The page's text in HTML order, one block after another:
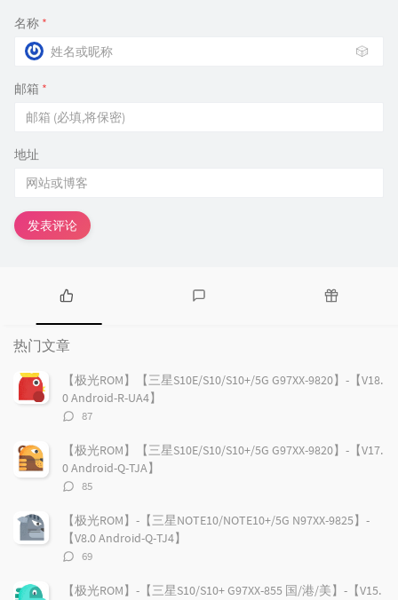
名称 *
🎲
邮箱 *
地址
发表评论
热
门
文
章
论
章
热门文章
【极光ROM】【三星S10E/S10/S10+/5G G97XX-9820】-【V18.
0 Android-R-UA4】
评
数：
87
【极光ROM】【三星S10E/S10/S10+/5G G97XX-9820】-【V17.
0 Android-Q-TJA】
评
数：
85
【极光ROM】-【三星NOTE10/NOTE10+/5G N97XX-9825】-
【V8.0 Android-Q-TJ4】
评
数：
69
【极光ROM】-【三星S10/S10+ G97XX-855 国/港/美】-【V15.